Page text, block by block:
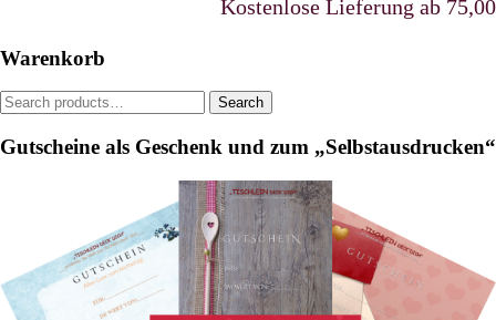
the
page
Kostenlose Lieferung ab 75,00
Warenkorb
Search
Search
Gutscheine als Geschenk und zum „Selbstausdrucken“